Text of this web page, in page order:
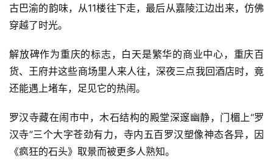
常
链
接
古巴渝的韵味，从11楼往下走，最后从嘉陵江边出来，仿佛
穿越了时光。
解放碑作为重庆的标志，白天是繁华的商业中心，重庆百
货、王府井这些商场里人来人往，深夜三点我回酒店时，竟
还能遇上堵车，足见它的热闹。
罗汉寺藏在闹市中，木石结构的殿堂深邃幽静，门楣上“罗
汉寺”三个大字苍劲有力，寺内五百罗汉塑像神态各异，因
《疯狂的石头》取景而被更多人熟知。